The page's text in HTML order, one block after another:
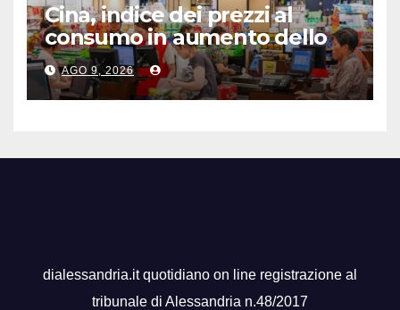
Cina, indice dei prezzi al
consumo in aumento dello
0,5% a luglio
AGO 9, 2026
dialessandria.it quotidiano on line registrazione al
tribunale di Alessandria n.48/2017